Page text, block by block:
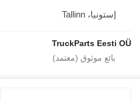
إستونيا، Tallinn
TruckParts Eesti OÜ